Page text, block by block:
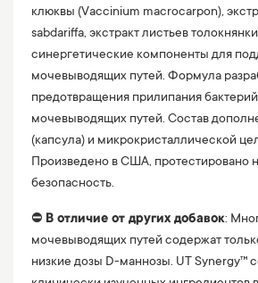
клюквы (Vaccinium macrocarpon),
sabdariffa, экстракт листьев
синергетические компоненты для
мочевыводящих путей. Формула
предотвращения прилипания
мочевыводящих путей. Состав
(капсула) и микрокристаллической
Произведено в США, протестировано
безопасность.
⛔️ В отличие от других добавок:
мочевыводящих путей содержат
низкие дозы D-маннозы. UT Synergy™